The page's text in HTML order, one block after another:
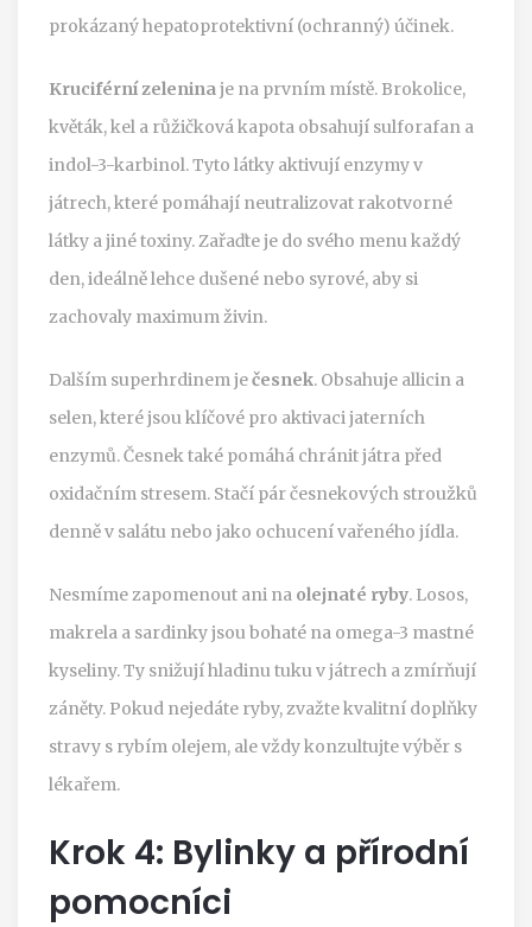
prokázaný hepatoprotektivní (ochranný) účinek.
Kruciférní zeleninaje na prvním místě. Brokolice,
květák, kel a růžičková kapota obsahují sulforafan a
indol-3-karbinol. Tyto látky aktivují enzymy v
játrech, které pomáhají neutralizovat rakotvorné
látky a jiné toxiny. Zařaďte je do svého menu každý
den, ideálně lehce dušené nebo syrové, aby si
zachovaly maximum živin.
Dalším superhrdinem ječesnek. Obsahuje allicin a
selen, které jsou klíčové pro aktivaci jaterních
enzymů. Česnek také pomáhá chránit játra před
oxidačním stresem. Stačí pár česnekových stroužků
denně v salátu nebo jako ochucení vařeného jídla.
Nesmíme zapomenout ani na olejnaté ryby. Losos,
makrela a sardinky jsou bohaté na omega-3 mastné
kyseliny. Ty snižují hladinu tuku v játrech a zmírňují
záněty. Pokud nejedáte ryby, zvažte kvalitní doplňky
stravy s rybím olejem, ale vždy konzultujte výběr s
lékařem.
Krok 4: Bylinky a přírodní
pomocníci